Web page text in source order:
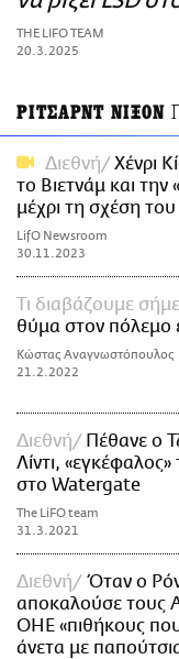
ΑΜΠΑ
PRINT
THE LIFO TEAM
20.3.2025
ΡΙΤΣΑΡΝΤ ΝΙΞΟΝ
Διεθνή
Χένρι
το Βιετνάμ και
μέχρι τη σχέση του
LifO Newsroom
30.11.2023
Τι διαβάζουμε
θύμα στον πόλεμο
Κώστας Αναγνωστόπουλος
21.2.2022
Διεθνή
Πέθανε ο
Λίντι,
στο Watergate
The LiFO team
31.3.2021
Διεθνή
Όταν ο
αποκαλούσε τους
ΟΗΕ «πιθήκους
άνετα με